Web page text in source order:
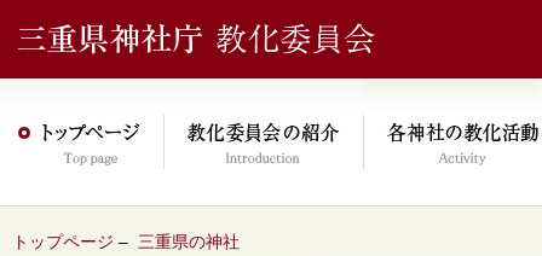
トップページ – 三重県の神社